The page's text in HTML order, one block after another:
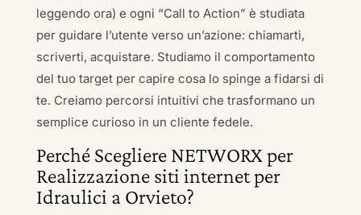
leggendo ora) e ogni “Call to Action” è studiata
per guidare l’utente verso un’azione: chiamarti,
scriverti, acquistare. Studiamo il comportamento
del tuo target per capire cosa lo spinge a fidarsi di
te. Creiamo percorsi intuitivi che trasformano un
semplice curioso in un cliente fedele.
Perché Scegliere NETWORX per
Realizzazione siti internet per
Idraulici a Orvieto?